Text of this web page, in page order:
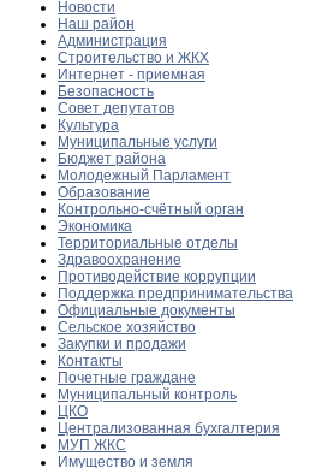
Новости
Наш район
Администрация
Строительство и ЖКХ
Интернет - приемная
Безопасность
Совет депутатов
Культура
Муниципальные услуги
Бюджет района
Молодежный Парламент
Образование
Контрольно-счётный орган
Экономика
Территориальные отделы
Здравоохранение
Противодействие коррупции
Поддержка предпринимательства
Официальные документы
Сельское хозяйство
Закупки и продажи
Контакты
Почетные граждане
Муниципальный контроль
ЦКО
Централизованная бухгалтерия
МУП ЖКС
Имущество и земля